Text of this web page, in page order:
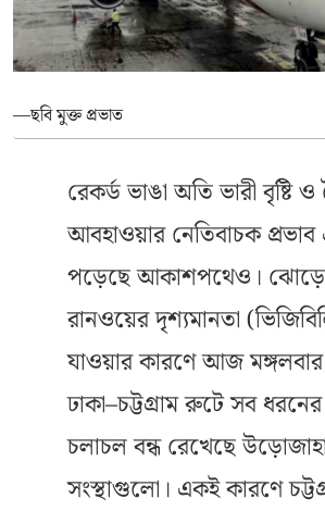
—ছবি মুক্ত প্রভাত
রেকর্ড ভাঙা অতি ভারী বৃষ্টি ও
আবহাওয়ার নেতিবাচক প্রভাব
পড়েছে আকাশপথেও। ঝোড়ো
রানওয়ের দৃশ্যমানতা
যাওয়ার কারণে আজ
ঢাকা–চট্টগ্রাম রুটে সব
চলাচল বন্ধ রেখেছে
সংস্থাগুলো। একই কারণে